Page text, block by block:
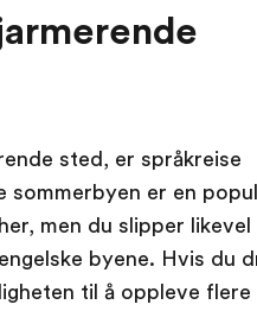
sted, er språkreise
sommerbyen er en
men du slipper likevel
byene. Hvis du
til å oppleve flere